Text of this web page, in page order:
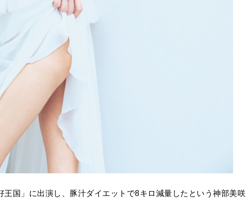
王国」に出演し、豚汁ダイエットで8キロ減量したという神部美咲